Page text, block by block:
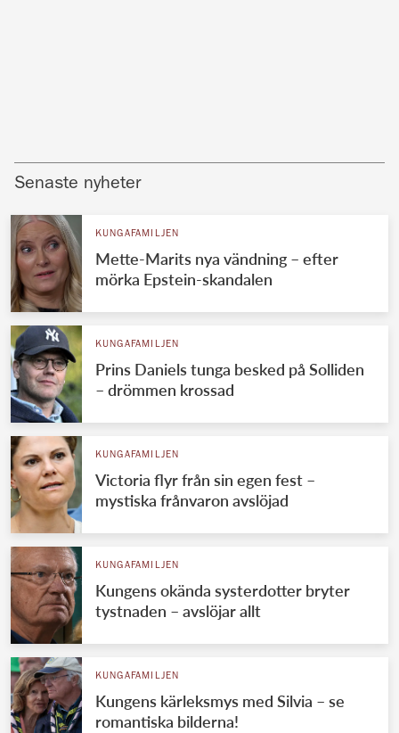
Senaste nyheter
KUNGAFAMILJEN
Mette-Marits nya vändning – efter
mörka Epstein-skandalen
KUNGAFAMILJEN
Prins Daniels tunga besked på Solliden
– drömmen krossad
KUNGAFAMILJEN
Victoria flyr från sin egen fest –
mystiska frånvaron avslöjad
KUNGAFAMILJEN
Kungens okända systerdotter bryter
tystnaden – avslöjar allt
KUNGAFAMILJEN
Kungens kärleksmys med Silvia – se
romantiska bilderna!